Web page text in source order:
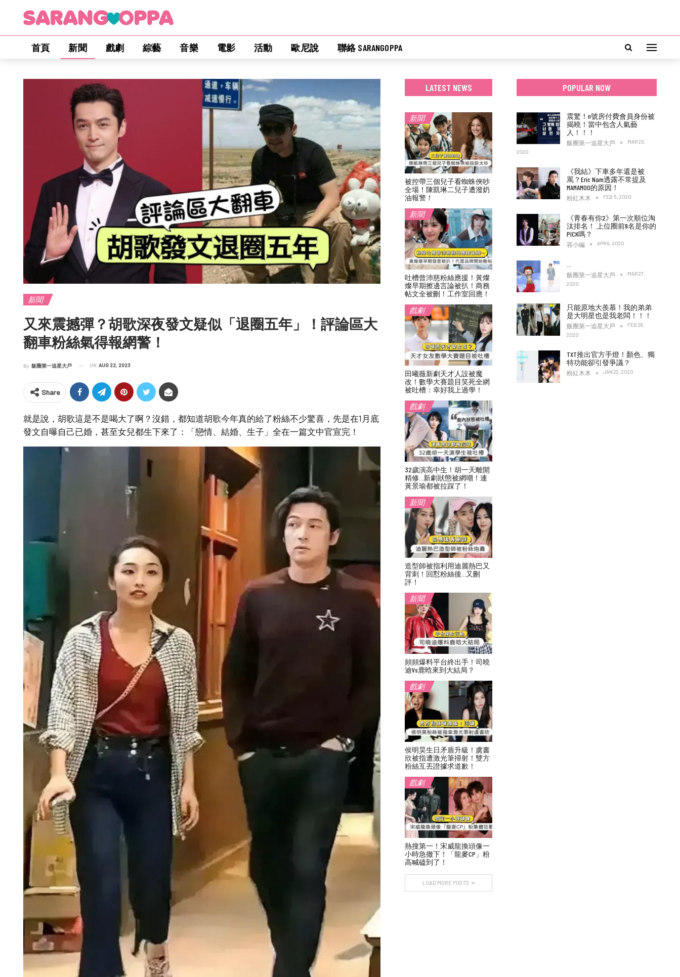
首頁 新聞 戲劇 綜藝 音樂 電影 活動 歐尼說 聯絡 SARANGOPPA
新聞
又來震撼彈？胡歌深夜發文疑似「退圈五年」！評論區大
翻車粉絲氣得報網警！
By 飯圈第一追星大戶 ON AUG 22, 2023
Share
就是說，胡歌這是不是喝大了啊？沒錯，都知道胡歌今年真的給了粉絲不少驚喜，先是在1月底
發文自曝自己已婚，甚至女兒都生下來了：「戀情、結婚、生子」全在一篇文中官宣完！
POPULAR NOW
震驚！n號房付費會員身份被
揭曉！當中包含人氣藝
人！！！
飯圈第一追星大戶
MAR 25,
2020
《我結》下車多年還是被
罵？Eric Nam透露不常提及
MAMAMOO的原因！
粉紅木木 FEB 5, 2020
《青春有你2》第一次順位淘
汰排名！ 上位圈前9名是你的
PICK嗎？
容小編 APR 9, 2020
飯圈第一追星大戶
MAR 27,
2020
只能原地大羨慕！我的弟弟
是大明星也是我老闆！！！
飯圈第一追星大戶
FEB 28,
2020
TXT推出官方手燈！顏色、獨
特功能卻引發爭議？
粉紅木木 JAN 22, 2020
LATEST NEWS
新聞
被控帶三個兒子看蜘蛛俠吵
全場！陳凱琳二兒子遭潑奶
油報警！
新聞
吐槽曾沛慈粉絲應援！黃燦
燦早期擦邊言論被扒！商務
帖文全被刪！工作室回應！
戲劇
田曦薇新劇天才人設被魔
改！數學大賽題目笑死全網
被吐槽：幸好我上過學！
戲劇
32歲演高中生！胡一天離開
精修…新劇狀態被網嘲！連
黃景瑜都被拉踩了！
新聞
造型師被指利用迪麗熱巴又
背刺！回懟粉絲後…又刪
評！
新聞
頻頻爆料平台終出手！司曉
迪vs鹿晗來到大結局？
戲劇
侯明昊生日矛盾升級！虞書
欣被指遭激光筆掃射！雙方
粉絲互丟證據求道歉！
戲劇
熱搜第一！宋威龍換頭像一
小時急撤下！「龍麥CP」粉
高喊磕到了！
LOAD MORE POSTS